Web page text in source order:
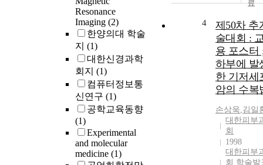
Resonance
Imaging (2)
한양의대 학술
지 (1)
대한신경과학
회지 (1)
컴퓨터정보통
신연구 (1)
공학교육동향
(1)
Experimental
and molecular
medicine (1)
4
제50차 추
술대회 :
용 포스터
하부에 발
한 기저세
암의 수복
손상욱,김일
대한피부
회
1998
대한피부
회 학술발